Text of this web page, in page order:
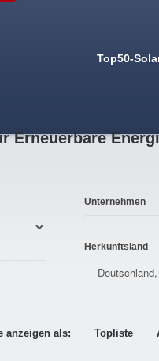
Top50-
Erneuerbare
Unternehmen
Herkunftsland
anzeigen als: Topliste